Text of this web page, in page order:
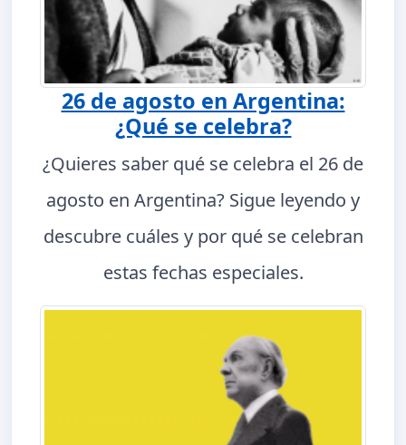
26 de agosto en Argentina:
¿Qué se celebra?
¿Quieres saber qué se celebra el 26 de
agosto en Argentina? Sigue leyendo y
descubre cuáles y por qué se celebran
estas fechas especiales.